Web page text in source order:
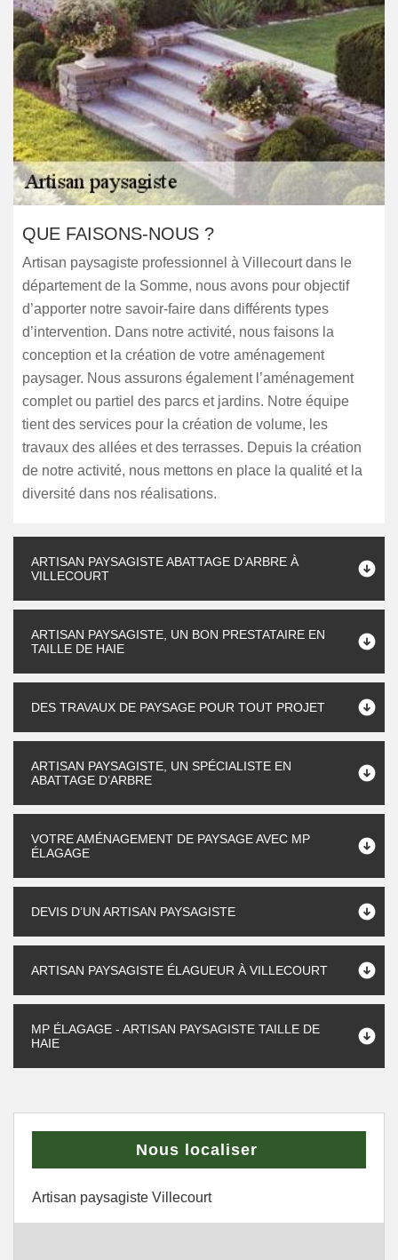
QUE FAISONS-NOUS ?
Artisan paysagiste professionnel à Villecourt dans le
département de la Somme, nous avons pour objectif
d’apporter notre savoir-faire dans différents types
d’intervention. Dans notre activité, nous faisons la
conception et la création de votre aménagement
paysager. Nous assurons également l’aménagement
complet ou partiel des parcs et jardins. Notre équipe
tient des services pour la création de volume, les
travaux des allées et des terrasses. Depuis la création
de notre activité, nous mettons en place la qualité et la
diversité dans nos réalisations.
ARTISAN PAYSAGISTE ABATTAGE D'ARBRE À
VILLECOURT
ARTISAN PAYSAGISTE, UN BON PRESTATAIRE EN
TAILLE DE HAIE
DES TRAVAUX DE PAYSAGE POUR TOUT PROJET
ARTISAN PAYSAGISTE, UN SPÉCIALISTE EN
ABATTAGE D’ARBRE
VOTRE AMÉNAGEMENT DE PAYSAGE AVEC MP
ÉLAGAGE
DEVIS D’UN ARTISAN PAYSAGISTE
ARTISAN PAYSAGISTE ÉLAGUEUR À VILLECOURT
MP ÉLAGAGE - ARTISAN PAYSAGISTE TAILLE DE
HAIE
Nous localiser
Artisan paysagiste Villecourt